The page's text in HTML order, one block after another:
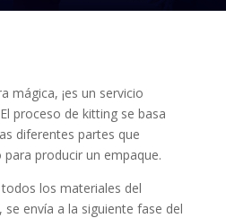
mágica, ¡es un servicio
El proceso de kitting se basa
diferentes partes que
producir un empaque.
los materiales del
envía a la siguiente fase del